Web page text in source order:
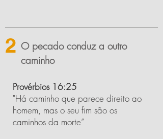
2 O pecado conduz a outro
caminho
Provérbios 16:25
"Há caminho que parece direito ao
homem, mas o seu fim são os
caminhos da morte”